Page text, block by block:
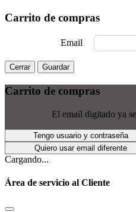
Carrito de compras
Email
Cerrar Guardar
Carrito de compras
El email digitado ya
Tengo usuario y contraseña
Quiero usar email diferente
Cargando...
Área de servicio al Cliente